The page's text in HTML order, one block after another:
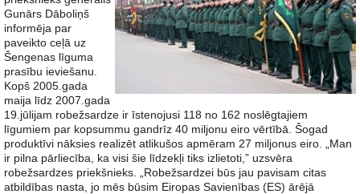
Gunārs Dāboliņš
informēja par
paveikto ceļā uz
Šengenas līguma
prasību ieviešanu.
Kopš 2005.gada
maija līdz 2007.gada
19.jūlijam robežsardze ir īstenojusi 118 no 162 noslēgtajiem
līgumiem par kopsummu gandrīz 40 miljonu eiro vērtībā. Šogad
produktīvi nāksies realizēt atlikušos apmēram 27 miljonus eiro. „Man
ir pilna pārliecība, ka visi šie līdzekļi tiks izlietoti,” uzsvēra
robežsardzes priekšnieks. „Robežsardzei būs jau pavisam citas
atbildības nasta, jo mēs būsim Eiropas Savienības (ES) ārējā